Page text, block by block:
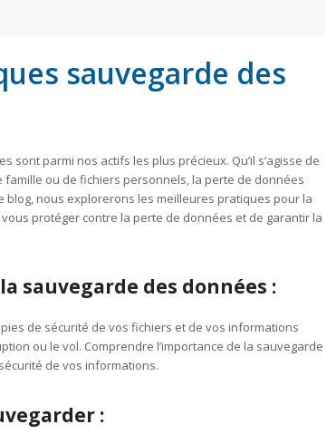
sauvegarde des
sont parmi nos actifs les plus précieux. Qu’il s’agisse de
ou de fichiers personnels, la perte de données
nous explorerons les meilleures pratiques pour la
protéger contre la perte de données et de garantir la
sauvegarde des données :
de sécurité de vos fichiers et de vos informations
ou le vol. Comprendre l’importance de la sauvegarde
de vos informations.
: